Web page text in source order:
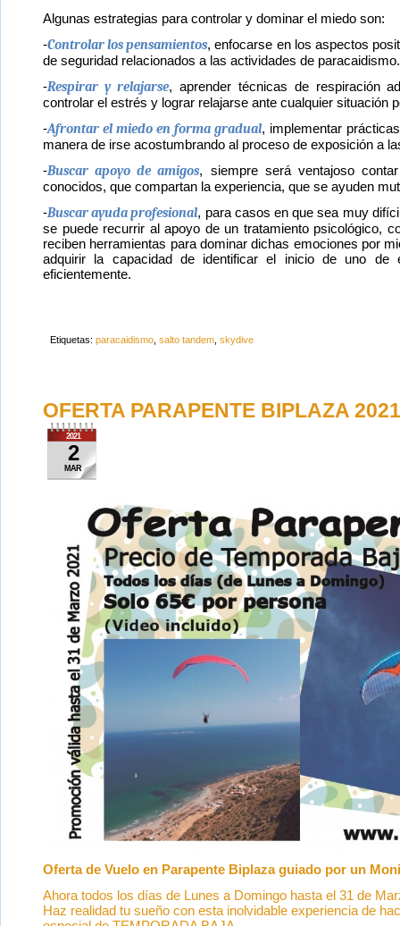
Algunas estrategias para controlar y dominar el miedo son:
-Controlar los pensamientos, enfocarse en los aspectos
de seguridad relacionados a las actividades de paracaidismo.
-Respirar y relajarse, aprender técnicas de respiración
controlar el estrés y lograr relajarse ante cualquier situación
-Afrontar el miedo en forma gradual, implementar
manera de irse acostumbrando al proceso de exposición a
-Buscar apoyo de amigos, siempre será ventajoso
conocidos, que compartan la experiencia, que se ayuden
-Buscar ayuda profesional, para casos en que sea muy
se puede recurrir al apoyo de un tratamiento psicológico,
reciben herramientas para dominar dichas emociones por
adquirir la capacidad de identificar el inicio de uno de
eficientemente.
Etiquetas: paracaidismo salto tandem skydive
OFERTA PARAPENTE BIPLAZA 2021
2021
2
MAR
Oferta de Vuelo en Parapente Biplaza guiado por un
Ahora todos los días de Lunes a Domingo hasta el 31 de
Haz realidad tu sueño con esta inolvidable experiencia de